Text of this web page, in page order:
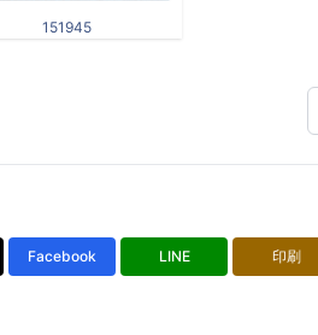
151945
Facebook LINE 印刷